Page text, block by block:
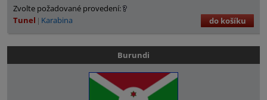
Zvolte požadované provedení:
Tunel
Karabina do košíku
Burundi